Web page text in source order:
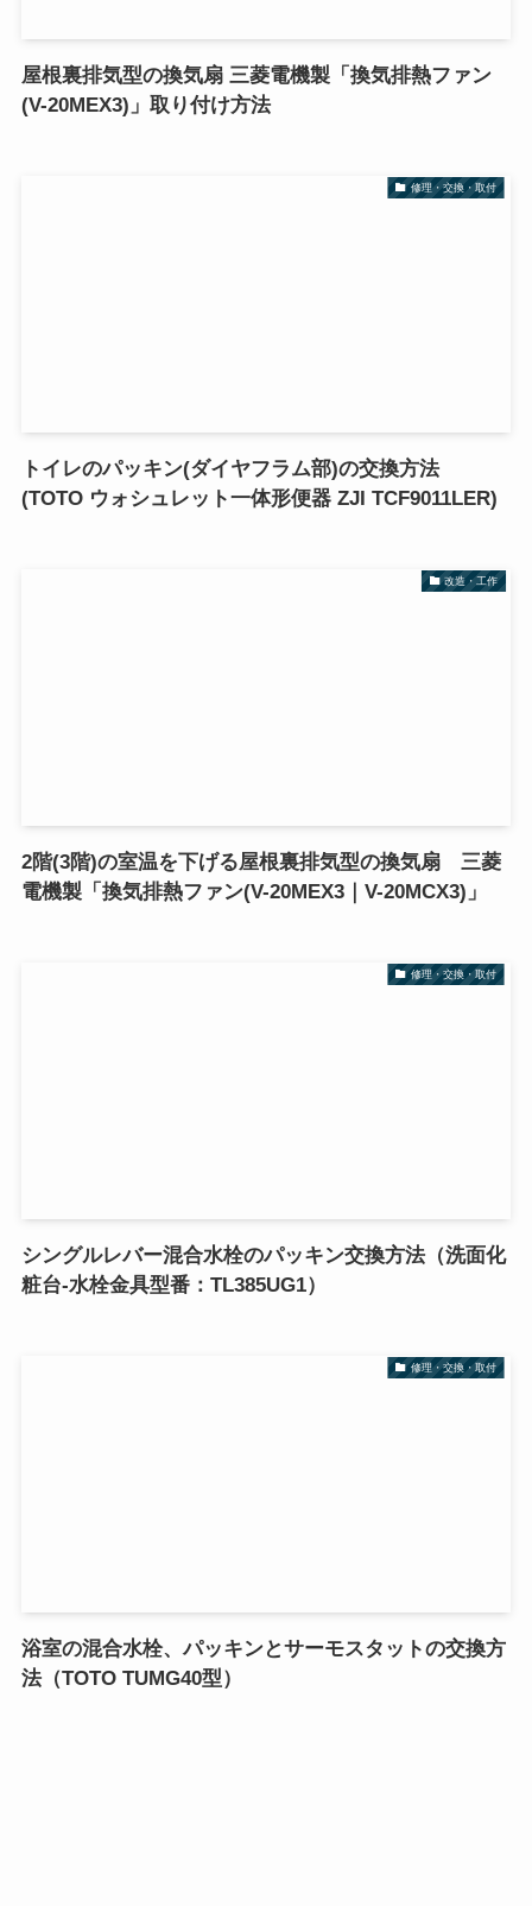
屋根裏排気型の換気扇 三菱電機製「換気排熱ファン
(V-20MEX3)」取り付け方法
修理・交換・取付
トイレのパッキン(ダイヤフラム部)の交換方法
(TOTO ウォシュレット一体形便器 ZJI TCF9011LER)
改造・工作
2階(3階)の室温を下げる屋根裏排気型の換気扇 三菱
電機製「換気排熱ファン(V-20MEX3｜V-20MCX3)」
修理・交換・取付
シングルレバー混合水栓のパッキン交換方法（洗面化
粧台-水栓金具型番：TL385UG1）
修理・交換・取付
浴室の混合水栓、パッキンとサーモスタットの交換方
法（TOTO TUMG40型）